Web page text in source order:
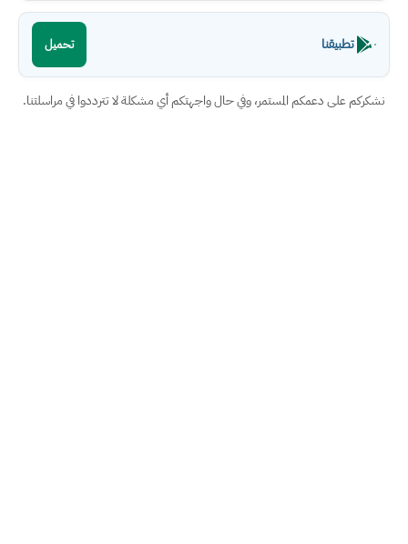
تطبيقنا تحميل
نشكركم على دعمكم المستمر، وفي حال واجهتكم أي مشكلة لا تترددوا في مراسلتنا.